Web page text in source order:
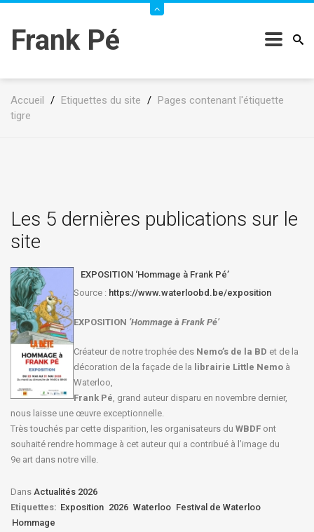
Frank Pé
Accueil / Etiquettes du site / Pages contenant l'étiquette
tigre
Les 5 dernières publications sur le
site
EXPOSITION ‘Hommage à Frank Pé’
Source : https://www.waterloobd.be/exposition
EXPOSITION ‘Hommage à Frank Pé’
Créateur de notre trophée des Nemo’s de la BD et de la
décoration de la façade de la librairie Little Nemo à
Waterloo,
Frank Pé, grand auteur disparu en novembre dernier,
nous laisse une œuvre exceptionnelle.
Très touchés par cette disparition, les organisateurs du WBDF ont
souhaité rendre hommage à cet auteur qui a contribué à l’image du
9e art dans notre ville.
Dans Actualités 2026
Etiquettes: Exposition 2026 Waterloo Festival de Waterloo
Hommage